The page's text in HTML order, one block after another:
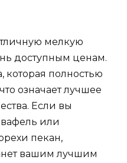
мелкую
доступным ценам.
которая полностью
означает лучшее
Если вы
или
пекан,
вашим лучшим